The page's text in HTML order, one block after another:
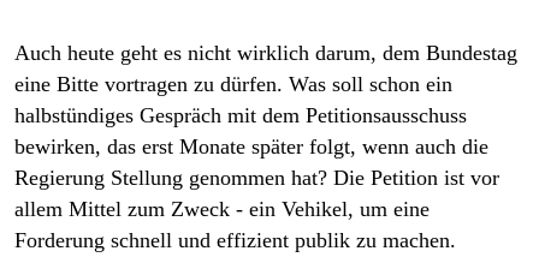
Auch heute geht es nicht wirklich darum, dem Bundestag
eine Bitte vortragen zu dürfen. Was soll schon ein
halbstündiges Gespräch mit dem Petitionsausschuss
bewirken, das erst Monate später folgt, wenn auch die
Regierung Stellung genommen hat? Die Petition ist vor
allem Mittel zum Zweck - ein Vehikel, um eine
Forderung schnell und effizient publik zu machen.